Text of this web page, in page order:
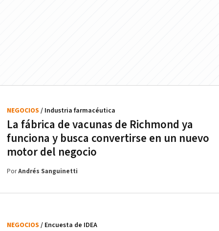
La fábrica de vacunas de Richmond ya
funciona y busca convertirse en un nuevo
motor del negocio
NEGOCIOS / Industria farmacéutica
PorAndrés Sanguinetti
NEGOCIOS / Encuesta de IDEA